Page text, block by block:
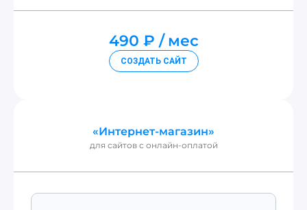
490 ₽ мес
СОЗДАТЬ САЙТ
«Интернет-магазин»
для сайтов с онлайн-оплатой